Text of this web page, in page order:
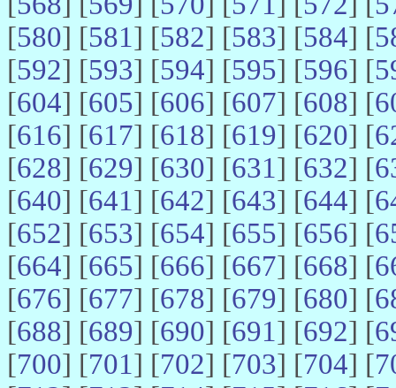
[580] [581] [582] [583] [584] [
[592] [593] [594] [595] [596] [
[604] [605] [606] [607] [608] [
[616] [617] [618] [619] [620] [
[628] [629] [630] [631] [632] [
[640] [641] [642] [643] [644] [
[652] [653] [654] [655] [656] [
[664] [665] [666] [667] [668] [
[676] [677] [678] [679] [680] [
[688] [689] [690] [691] [692] [
[700] [701] [702] [703] [704] [